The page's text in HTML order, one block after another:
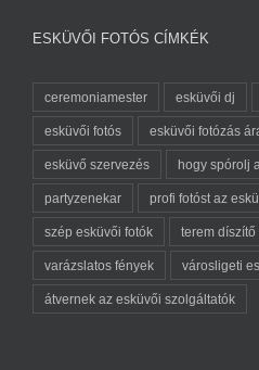
ESKÜVŐI FOTÓS CÍMKÉK
ceremoniamester esküvői dj
esküvői fotós esküvői fotózás
esküvő szervezés hogy spórolj
partyzenekar profi fotóst az
szép esküvői fotók terem díszítő
varázslatos fények városligeti
átvernek az esküvői szolgáltatók